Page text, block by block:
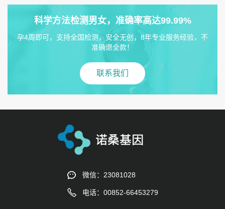
科学方法检测男女，准确率高达99.99%
孕4周即可，支持全国检测，安全无创，8年专业服务经验，不
准确退全款！
联系我们
微信：23081028
电话：00852-66453279